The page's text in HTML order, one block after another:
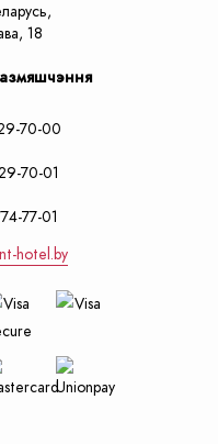
18
70-00
70-01
77-01
hotel.by